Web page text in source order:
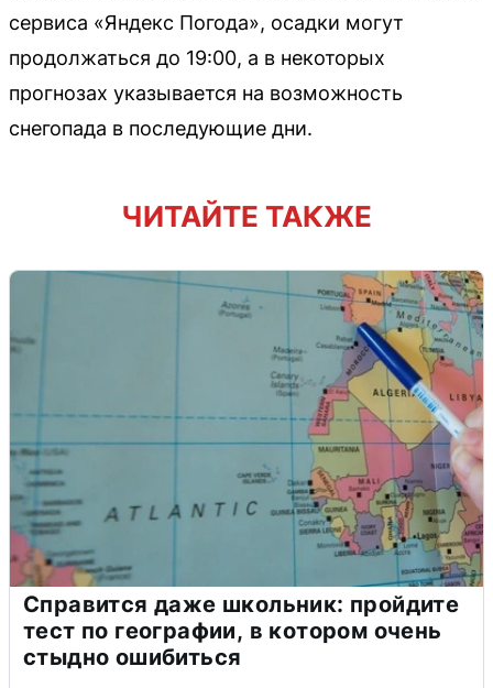
сервиса «Яндекс Погода», осадки могут
продолжаться до 19:00, а в некоторых
прогнозах указывается на возможность
снегопада в последующие дни.
ЧИТАЙТЕ ТАКЖЕ
Справится даже школьник: пройдите
тест по географии, в котором очень
стыдно ошибиться